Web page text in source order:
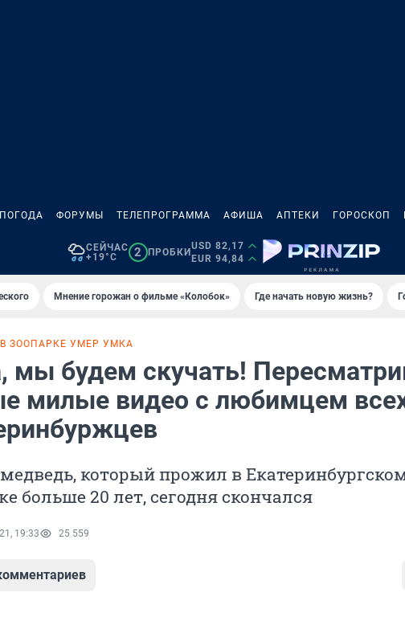
ПОГОДА ФОРУМЫ ТЕЛЕПРОГРАММА АФИША АПТЕКИ ГОРОСКОП
СЕЙЧАС
+19°C
2 ПРОБКИ
USD 82,17
EUR 94,84
Мнение горожан о фильме «Колобок» Где начать новую жизнь?
В ЗООПАРКЕ УМЕР УМКА
мы будем скучать!
милые видео с любимцем
который прожил в
больше 20 лет, сегодня скончался
19:33 25 559